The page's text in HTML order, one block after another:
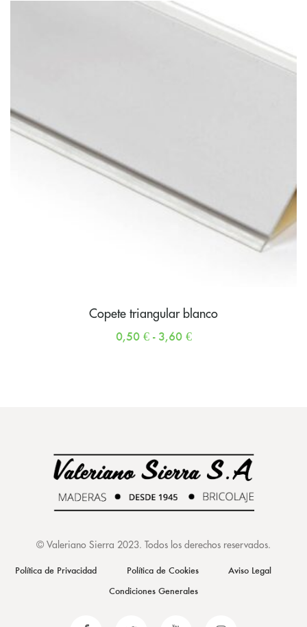
Copete triangular blanco
0,50 € - 3,60 €
© Valeriano Sierra 2023 . Todos los derechos reservados.
Política de Privacidad Política de Cookies
Aviso Legal
Condiciones Generales